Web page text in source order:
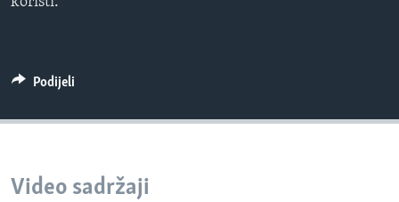
Podijeli
Video sadržaji